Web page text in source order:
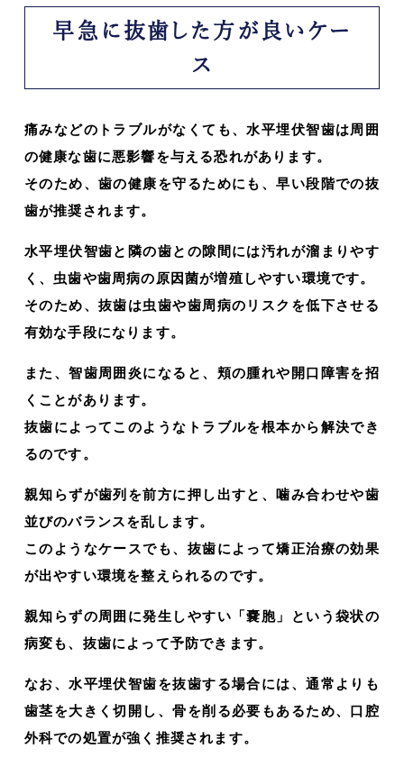
早急に抜歯した方が良いケー
ス
痛みなどのトラブルがなくても、水平埋伏智歯は周囲
の健康な歯に悪影響を与える恐れがあります。
そのため、歯の健康を守るためにも、早い段階での抜
歯が推奨されます。
水平埋伏智歯と隣の歯との隙間には汚れが溜まりやす
く、虫歯や歯周病の原因菌が増殖しやすい環境です。
そのため、抜歯は虫歯や歯周病のリスクを低下させる
有効な手段になります。
また、智歯周囲炎になると、頬の腫れや開口障害を招
くことがあります。
抜歯によってこのようなトラブルを根本から解決でき
るのです。
親知らずが歯列を前方に押し出すと、噛み合わせや歯
並びのバランスを乱します。
このようなケースでも、抜歯によって矯正治療の効果
が出やすい環境を整えられるのです。
親知らずの周囲に発生しやすい「嚢胞」という袋状の
病変も、抜歯によって予防できます。
なお、水平埋伏智歯を抜歯する場合には、通常よりも
歯茎を大きく切開し、骨を削る必要もあるため、口腔
外科での処置が強く推奨されます。